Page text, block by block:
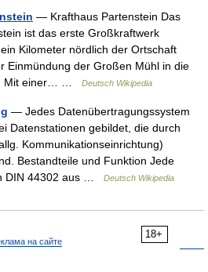
— Krafthaus Partenstein Das
ist das erste Großkraftwerk
Kilometer nördlich der Ortschaft
Einmündung der Großen Mühl in die
Mit einer… …
Deutsch Wikipedia
— Jedes Datenübertragungssystem
Datenstationen gebildet, die durch
Kommunikationseinrichtung)
Bestandteile und Funktion Jede
DIN 44302 aus …
Deutsch Wikipedia
18+
на сайте